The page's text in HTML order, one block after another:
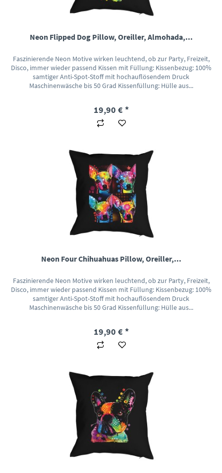
Neon Flipped Dog Pillow, Oreiller, Almohada,...
Faszinierende Neon Motive wirken leuchtend, ob zur Party, Freizeit,
Disco, immer wieder passend Kissen mit Füllung: Kissenbezug: 100%
samtiger Anti-Spot-Stoff mit hochauflösendem Druck
Maschinenwäsche bis 50 Grad Kissenfüllung: Hülle aus...
19,90 € *
Neon Four Chihuahuas Pillow, Oreiller,...
Faszinierende Neon Motive wirken leuchtend, ob zur Party, Freizeit,
Disco, immer wieder passend Kissen mit Füllung: Kissenbezug: 100%
samtiger Anti-Spot-Stoff mit hochauflösendem Druck
Maschinenwäsche bis 50 Grad Kissenfüllung: Hülle aus...
19,90 € *